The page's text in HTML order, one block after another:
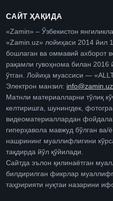
САЙТ ҲАҚИДА
«Zamin» – Ўзбекистон
«Zamin.uz» лойиҳаси 2014 йил
бошлаган ва оммавий ахборот
рақамли гувоҳнома билан 2016
ўтган. Лойиҳа муассиси —
Электрон манзил: info@zamin.uz
Матнли материалларни тўлиқ
келтиришга, шунингдек,
видеоматериаллардан
гиперҳавола мавжуд бўлган ва/
нашрининг муаллифлигини
тақдирда йўл қўйилади.
Сайтда эълон қилинаётган
билдирилган фикрлар
таҳририяти нуқтаи назарини